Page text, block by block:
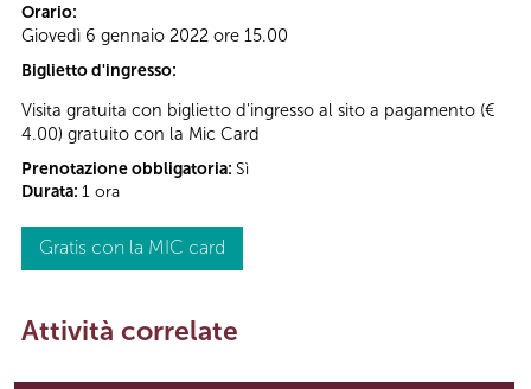
Orario:
Giovedì 6 gennaio 2022 ore 15.00
Biglietto d'ingresso:
Visita gratuita con biglietto d'ingresso al sito a pagamento (€
4.00) gratuito con la Mic Card
Prenotazione obbligatoria: Sì
Durata: 1 ora
Gratis con la MIC card
Attività correlate